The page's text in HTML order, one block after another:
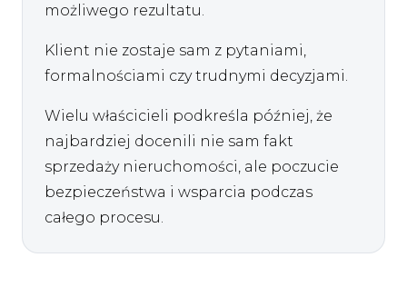
możliwego rezultatu.
Klient nie zostaje sam z pytaniami,
formalnościami czy trudnymi decyzjami.
Wielu właścicieli podkreśla później, że
najbardziej docenili nie sam fakt
sprzedaży nieruchomości, ale poczucie
bezpieczeństwa i wsparcia podczas
całego procesu.